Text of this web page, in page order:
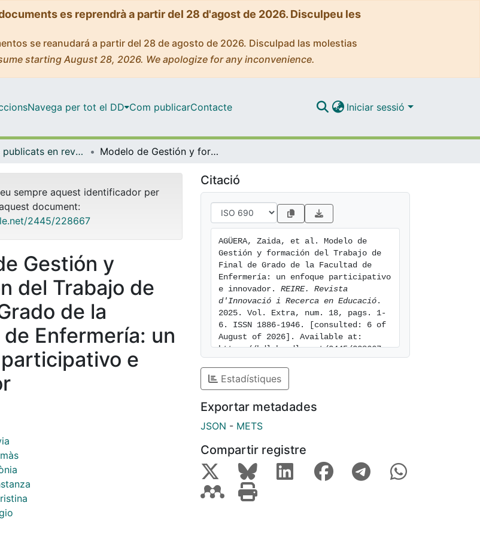
es reprendrà a partir del 28 d'agost de 2026. Disculpeu les
se reanudará a partir del 28 de agosto de 2026. Disculpad las molestias
starting August 28, 2026. We apologize for any inconvenience.
Navega per tot el DD Com publicarContacte Iniciar sessió
Articles publicats en revistes (Infermeria de Salut Pública, Salut mental i Maternoinfantil) Modelo de Gestión y formación del Trabajo de Final de Grado de la Facultad de Enfermería: un enfoque participativo e innovador
sempre aquest identificador per
document:
2445/228667
Gestión y
del Trabajo de
de la
Enfermería: un
e
Citació
AGÜERA, Zaida, et al. Modelo de
Gestión y formación del Trabajo de
Final de Grado de la Facultad de
Enfermería: un enfoque participativo
e innovador. REIRE. Revista
d'Innovació i Recerca en Educació .
2025. Vol. Extra, num. 18, pags. 1-
6. ISSN 1886-1946. [consulted: 6 of
August of 2026]. Available at:
https://hdl.handle.net/2445/228667
Estadístiques
Exportar metadades
JSON - METS
Compartir registre